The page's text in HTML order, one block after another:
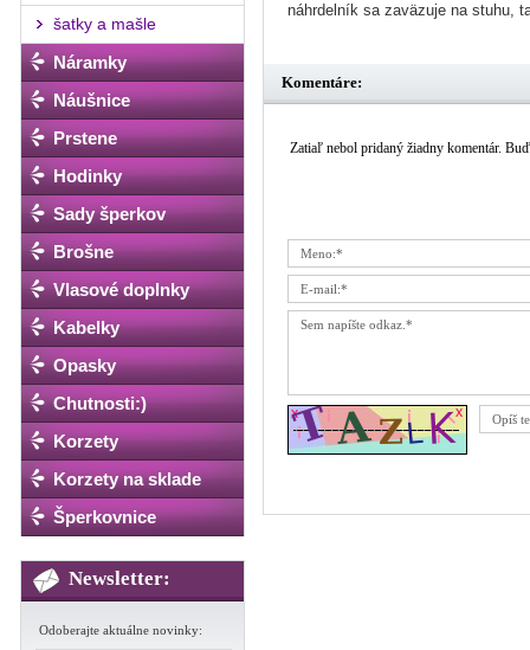
šatky a mašle
Náramky
Náušnice
Prstene
Hodinky
Sady šperkov
Brošne
Vlasové doplnky
Kabelky
Opasky
Chutnosti:)
Korzety
Korzety na sklade
Šperkovnice
Newsletter:
Odoberajte aktuálne novinky:
náhrdelník sa zaväzuje na stuhu,
Komentáre:
Zatiaľ nebol pridaný žiadny komentár.